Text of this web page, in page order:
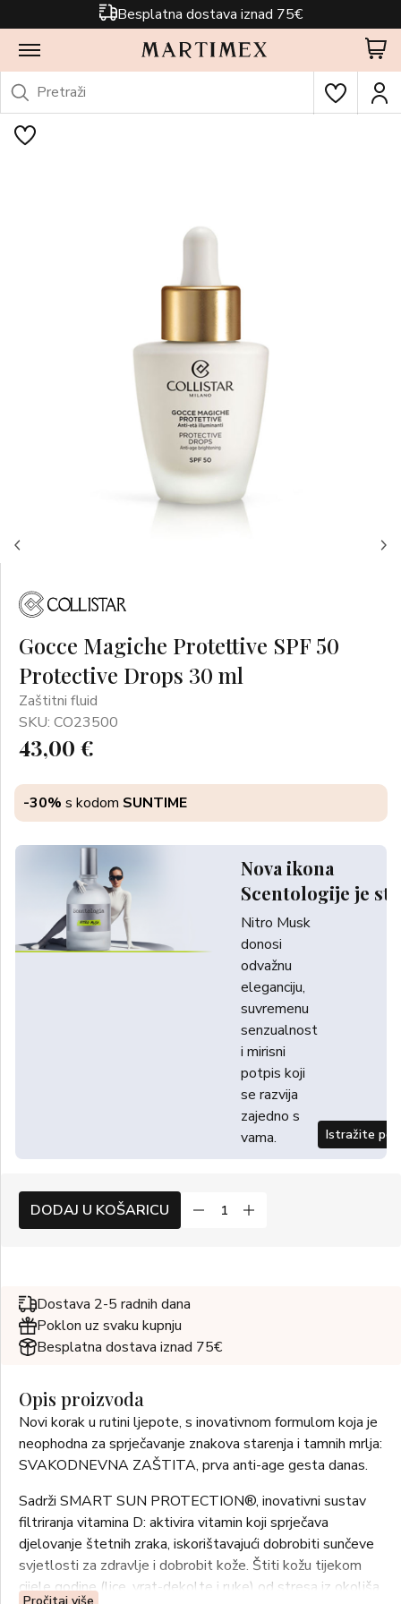
Besplatna dostava iznad 75€
Gocce Magiche Protettive SPF 50
Protective Drops 30 ml
Zaštitni fluid
SKU: CO23500
43,00 €
-30% s kodom SUNTIME
Nova ikona
Scentologije je
Nitro Musk
donosi
odvažnu
eleganciju,
suvremenu
senzualnost
i mirisni
potpis koji
se razvija
zajedno s
vama.
Istražite
DODAJ U KOŠARICU
Dostava 2-5 radnih dana
Poklon uz svaku kupnju
Besplatna dostava iznad 75€
Opis proizvoda
Novi korak u rutini ljepote, s inovativnom formulom koja je
neophodna za sprječavanje znakova starenja i tamnih mrlja:
SVAKODNEVNA ZAŠTITA, prva anti-age gesta danas.
Sadrži SMART SUN PROTECTION®, inovativni sustav
filtriranja vitamina D: aktivira vitamin koji sprječava
djelovanje štetnih zraka, iskorištavajući dobrobiti sunčeve
svjetlosti za zdravlje i dobrobit kože. Štiti kožu tijekom
cijele godine (lice, vrat-dekolte i ruke) od stresa iz okoliša,